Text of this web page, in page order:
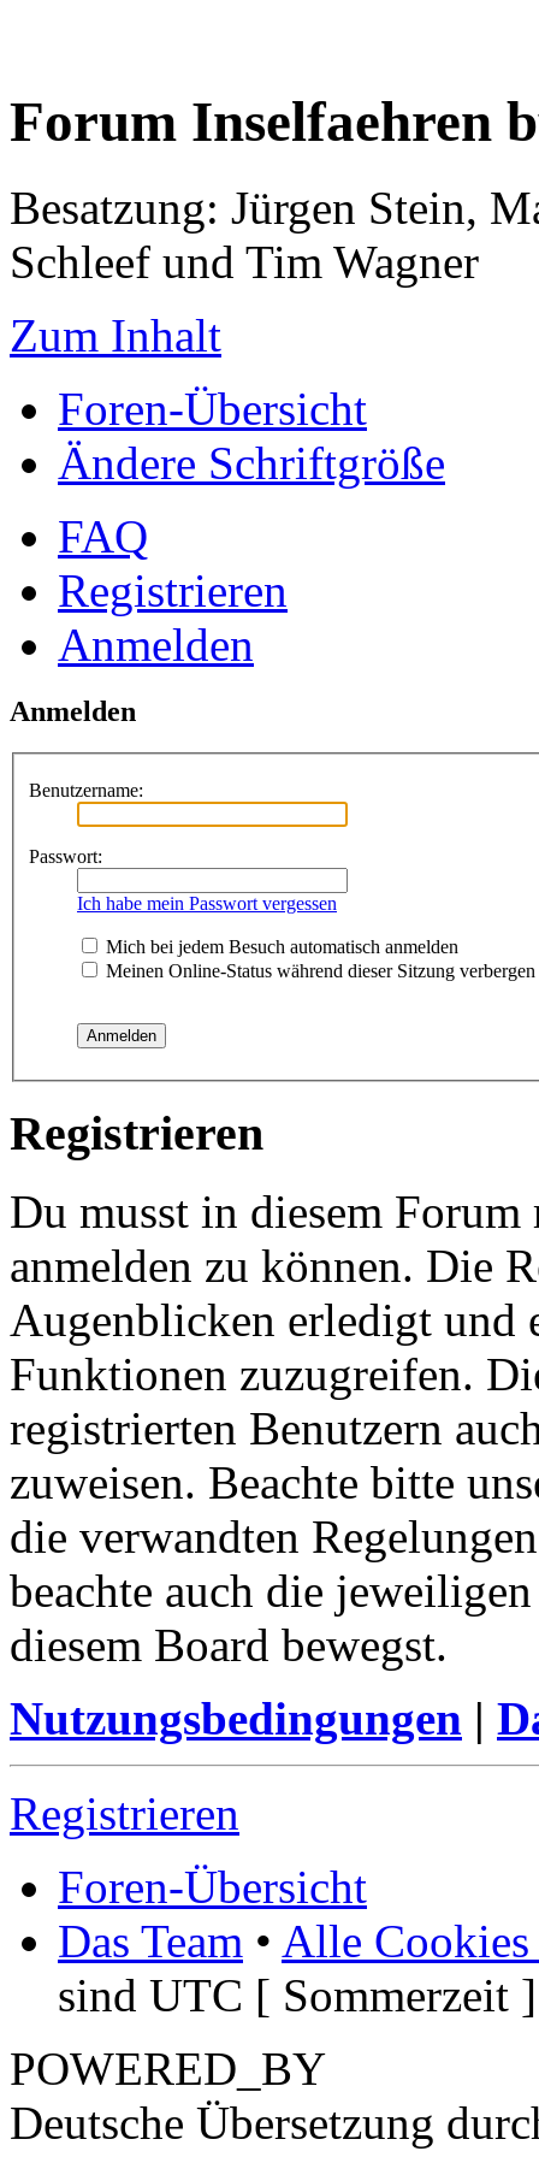
Forum Inselfaehren
Besatzung: Jürgen Stein,
Schleef und Tim Wagner
Zum Inhalt
Foren-Übersicht
Ändere Schriftgröße
FAQ
Registrieren
Anmelden
Anmelden
Benutzername:
Passwort:
Ich habe mein Passwort vergessen
Mich bei jedem Besuch automatisch anmelden
Meinen Online-Status während dieser Sitzung verbergen
Registrieren
Du musst in diesem
anmelden zu können. Die
Augenblicken erledigt und
Funktionen zuzugreifen.
registrierten Benutzern
zuweisen. Beachte bitte
die verwandten
beachte auch die
diesem Board bewegst.
Nutzungsbedingungen |
Registrieren
Foren-Übersicht
Das Team • Alle Cookies
sind UTC [ Sommerzeit ]
POWERED_BY
Deutsche Übersetzung